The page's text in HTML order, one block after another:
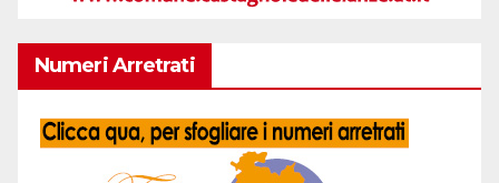
Numeri Arretrati